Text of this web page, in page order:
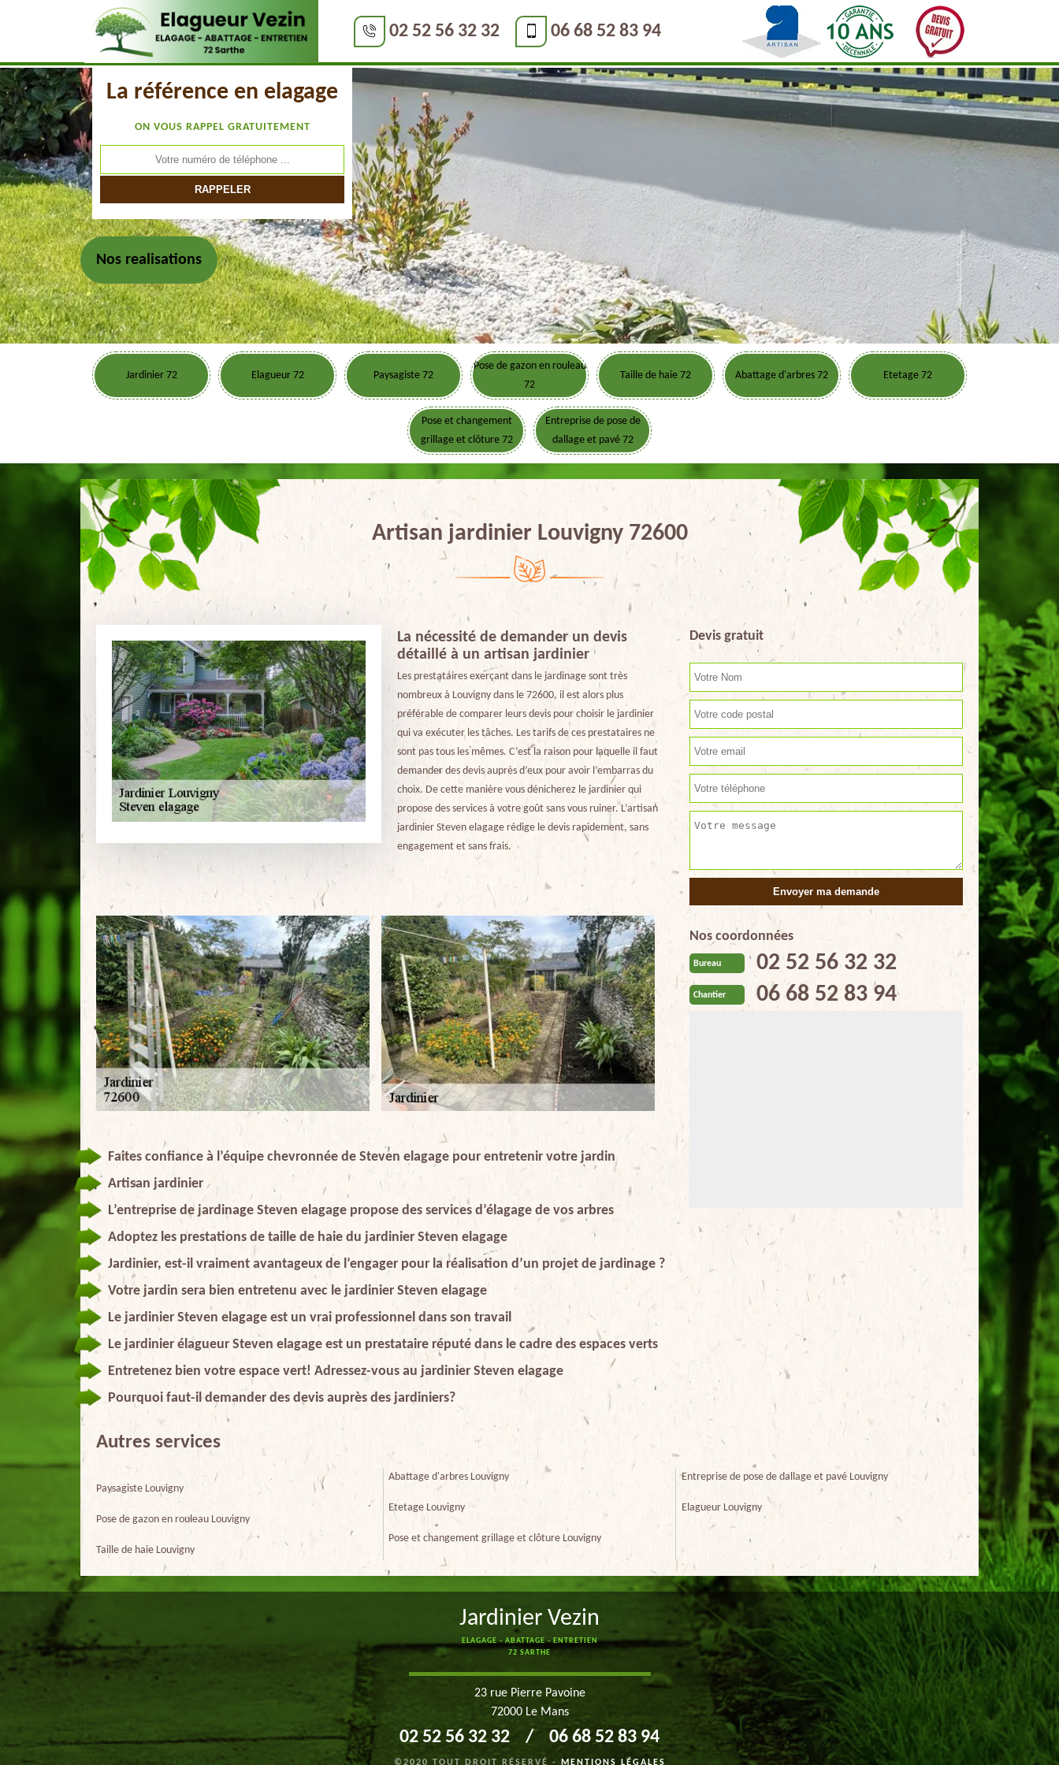
02 52 56 32 32 06 68 52 83 94
La référence en elagage
ON VOUS RAPPEL GRATUITEMENT
Nos realisations
Jardinier 72 Elagueur 72 Paysagiste 72
Pose de gazon en rouleau
72
Taille de haie 72 Abattage d'arbres 72 Etetage 72
Pose et changement
grillage et clôture 72
Entreprise de pose de
dallage et pavé 72
Artisan jardinier Louvigny 72600
La nécessité de demander un devis
détaillé à un artisan jardinier
Les prestataires exerçant dans le jardinage sont très
nombreux à Louvigny dans le 72600, il est alors plus
préférable de comparer leurs devis pour choisir le jardinier
qui va exécuter les tâches. Les tarifs de ces prestataires ne
sont pas tous les mêmes. C’est la raison pour laquelle il faut
demander des devis auprès d’eux pour avoir l’embarras du
choix. De cette manière vous dénicherez le jardinier qui
propose des services à votre goût sans vous ruiner. L’artisan
jardinier Steven elagage rédige le devis rapidement, sans
engagement et sans frais.
Faites confiance à l’équipe chevronnée de Steven elagage pour entretenir votre jardin
Artisan jardinier
L’entreprise de jardinage Steven elagage propose des services d’élagage de vos arbres
Adoptez les prestations de taille de haie du jardinier Steven elagage
Jardinier, est-il vraiment avantageux de l’engager pour la réalisation d’un projet de jardinage ?
Votre jardin sera bien entretenu avec le jardinier Steven elagage
Le jardinier Steven elagage est un vrai professionnel dans son travail
Le jardinier élagueur Steven elagage est un prestataire réputé dans le cadre des espaces verts
Entretenez bien votre espace vert! Adressez-vous au jardinier Steven elagage
Pourquoi faut-il demander des devis auprès des jardiniers?
Devis gratuit
Nos coordonnées
Bureau 02 52 56 32 32
Chantier 06 68 52 83 94
Autres services
Paysagiste Louvigny
Pose de gazon en rouleau Louvigny
Taille de haie Louvigny
Abattage d'arbres Louvigny
Etetage Louvigny
Pose et changement grillage et clôture Louvigny
Entreprise de pose de dallage et pavé Louvigny
Elagueur Louvigny
Jardinier Vezin
ELAGAGE - ABATTAGE - ENTRETIEN
72 SARTHE
23 rue Pierre Pavoine
72000 Le Mans
02 52 56 32 32 / 06 68 52 83 94
©2020 TOUT DROIT RÉSERVÉ - MENTIONS LÉGALES